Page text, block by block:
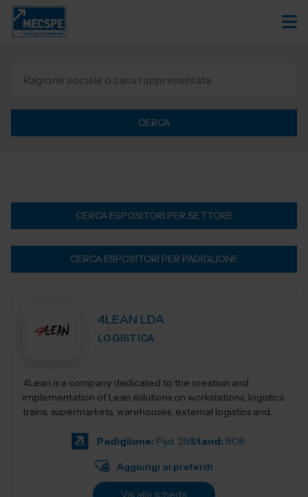
CERCA
CERCA ESPOSITORI PER SETTORE
CERCA ESPOSITORI PER PADIGLIONE
4LEAN LDA
LOGISTICA
4Lean is a company dedicated to the creation and
implementation of Lean solutions on workstations, logistics
trains, supermarkets, warehouses, external logistics and
Padiglione: Pad. 29Stand: B08
Aggiungi ai preferiti
Vai alla scheda